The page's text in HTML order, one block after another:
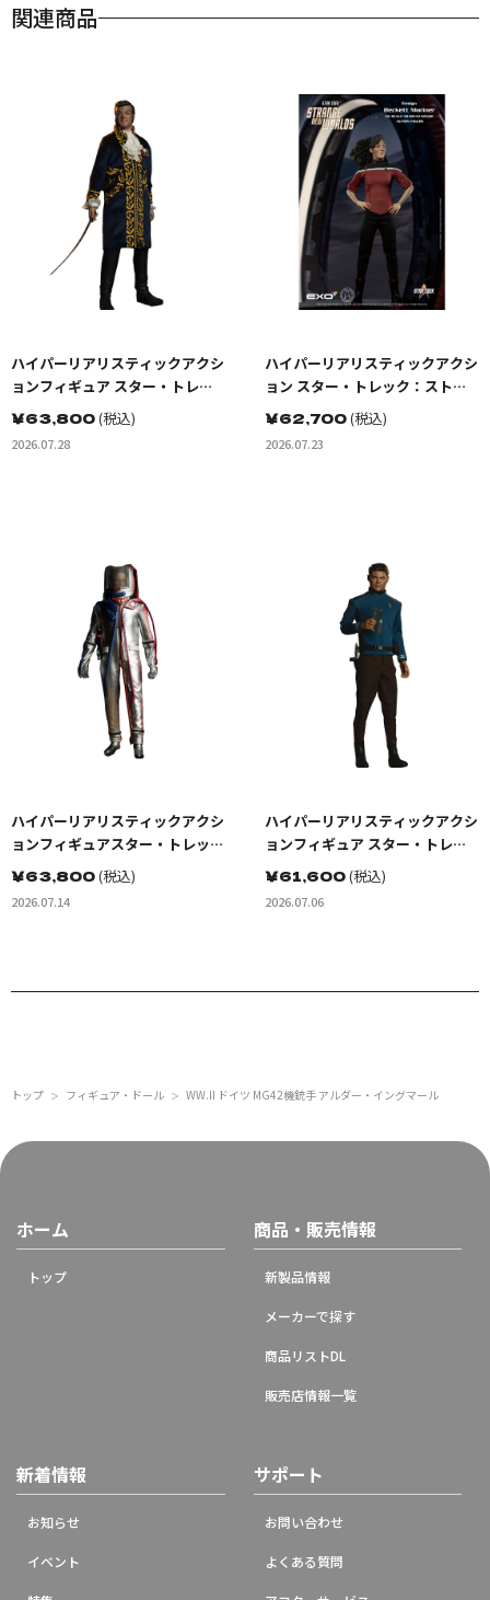
関連商品
ハイパーリアリスティックアクシ
ョンフィギュア スター・トレッ
ク:宇宙大作戦 ゴトス星の怪人 ト
レレイン
￥63,800(税込)
2026.07.28
ハイパーリアリスティックアクシ
ョン スター・トレック：ストレ
ンジ・ニュー・ワールド ベケッ
トマリナー少尉
￥62,700(税込)
2026.07.23
ハイパーリアリスティックアクシ
ョンフィギュアスター・トレッ
ク:宇宙大作戦 カーク船長 EVスー
ツ（宇宙服）
￥63,800(税込)
2026.07.14
ハイパーリアリスティックアクシ
ョンフィギュア スター・トレッ
ク BEYOND ドクター・レナー
ド・ボーンズ・マッコイ
￥61,600(税込)
2026.07.06
トップ ＞ フィギュア・ドール ＞ WW.II ドイツ MG42機銃手 アルダー・イングマール
ホーム
トップ
商品・販売情報
新製品情報
メーカーで探す
商品リストDL
販売店情報一覧
新着情報
お知らせ
イベント
サポート
お問い合わせ
よくある質問